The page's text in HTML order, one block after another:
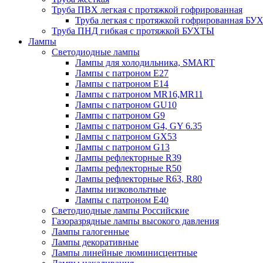
Труба ПВХ легкая с протяжкой гофрированная
Труба легкая с протяжкой гофрированная
Труба ПНД гибкая с протяжкой БУХТЫ
Лампы
Светодиодные лампы
Лампы для холодильника, SMART
Лампы с патроном E27
Лампы с патроном Е14
Лампы с патроном MR16,MR11
Лампы с патроном GU10
Лампы с патроном G9
Лампы с патроном G4, GY 6.35
Лампы с патроном GX53
Лампы с патроном G13
Лампы рефлекторные R39
Лампы рефлекторные R50
Лампы рефлекторные R63, R80
Лампы низковольтные
Лампы с патроном Е40
Светодиодные лампы Российские
Газоразрядные лампы высокого давления
Лампы галогенные
Лампы декоративные
Лампы линейные люминисцентные